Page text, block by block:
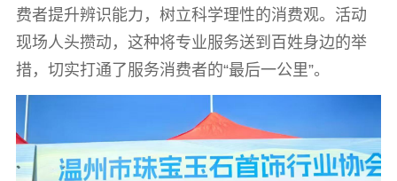
费者提升辨识能力，树立科学理性的消费观。活动
现场人头攒动，这种将专业服务送到百姓身边的举
措，切实打通了服务消费者的“最后一公里”。